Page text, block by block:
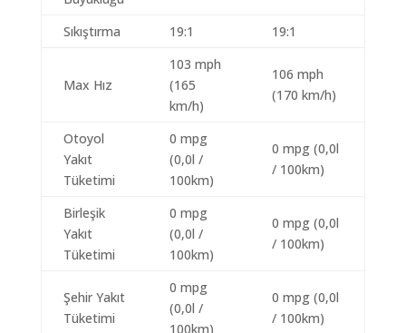
Sıkıştırma 19:1 19:1
Max Hız
103 mph
(165
km/h)
106 mph
(170 km/h)
Otoyol
Yakıt
Tüketimi
0 mpg
(0,0l /
100km)
0 mpg (0,0l
/ 100km)
Birleşik
Yakıt
Tüketimi
0 mpg
(0,0l /
100km)
0 mpg (0,0l
/ 100km)
Şehir Yakıt
Tüketimi
0 mpg
(0,0l /
100km)
0 mpg (0,0l
/ 100km)